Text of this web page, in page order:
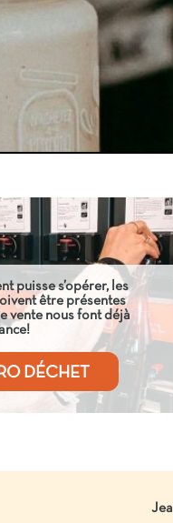
DÉCHET
puisse s’opérer, les
être présentes
vente nous font déjà